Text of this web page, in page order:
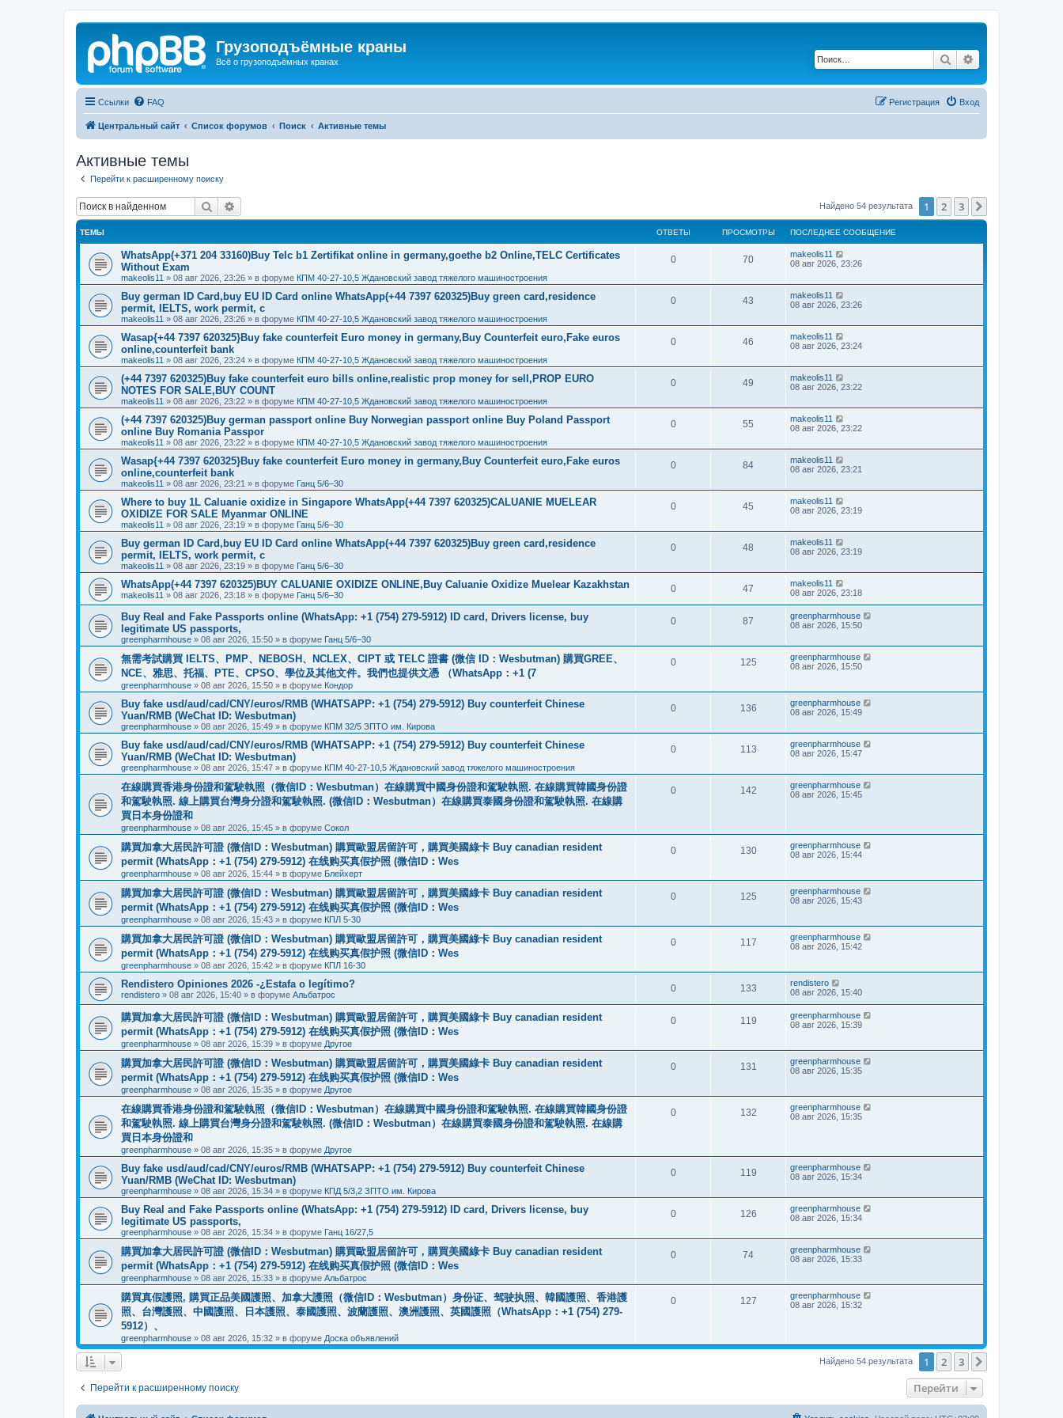
Грузоподъёмные краны
Всё о грузоподъёмных кранах Поиск
Ссылки FAQ Вход
Регистрация
Центральный сайт Список форумов Поиск Активные темы
Активные темы
Перейти к расширенному поиску
Поиск Найдено 54 результата 1 2 3
ТЕМЫ ОТВЕТЫ ПРОСМОТРЫ ПОСЛЕДНЕЕ СООБЩЕНИЕ
WhatsApp(+371 204 33160)Buy Telc b1 Zertifikat online in germany,goethe b2 Online,TELC Certificates
Without Exam
makeolis11 » 08 авг 2026, 23:26 » в форуме КПМ 40-27-10,5 Ждановский завод тяжелого машиностроения
0 70
makeolis11
08 авг 2026, 23:26
Buy german ID Card,buy EU ID Card online WhatsApp(+44 7397 620325)Buy green card,residence
permit, IELTS, work permit, c
makeolis11 » 08 авг 2026, 23:26 » в форуме КПМ 40-27-10,5 Ждановский завод тяжелого машиностроения
0 43
makeolis11
08 авг 2026, 23:26
Wasap{+44 7397 620325}Buy fake counterfeit Euro money in germany,Buy Counterfeit euro,Fake euros
online,counterfeit bank
makeolis11 » 08 авг 2026, 23:24 » в форуме КПМ 40-27-10,5 Ждановский завод тяжелого машиностроения
0 46
makeolis11
08 авг 2026, 23:24
(+44 7397 620325)Buy fake counterfeit euro bills online,realistic prop money for sell,PROP EURO
NOTES FOR SALE,BUY COUNT
makeolis11 » 08 авг 2026, 23:22 » в форуме КПМ 40-27-10,5 Ждановский завод тяжелого машиностроения
0 49
makeolis11
08 авг 2026, 23:22
(+44 7397 620325)Buy german passport online Buy Norwegian passport online Buy Poland Passport
online Buy Romania Passpor
makeolis11 » 08 авг 2026, 23:22 » в форуме КПМ 40-27-10,5 Ждановский завод тяжелого машиностроения
0 55
makeolis11
08 авг 2026, 23:22
Wasap{+44 7397 620325}Buy fake counterfeit Euro money in germany,Buy Counterfeit euro,Fake euros
online,counterfeit bank
makeolis11 » 08 авг 2026, 23:21 » в форуме Ганц 5/6–30
0 84
makeolis11
08 авг 2026, 23:21
Where to buy 1L Caluanie oxidize in Singapore WhatsApp(+44 7397 620325)CALUANIE MUELEAR
OXIDIZE FOR SALE Myanmar ONLINE
makeolis11 » 08 авг 2026, 23:19 » в форуме Ганц 5/6–30
0 45
makeolis11
08 авг 2026, 23:19
Buy german ID Card,buy EU ID Card online WhatsApp(+44 7397 620325)Buy green card,residence
permit, IELTS, work permit, c
makeolis11 » 08 авг 2026, 23:19 » в форуме Ганц 5/6–30
0 48
makeolis11
08 авг 2026, 23:19
WhatsApp(+44 7397 620325)BUY CALUANIE OXIDIZE ONLINE,Buy Caluanie Oxidize Muelear Kazakhstan
makeolis11 » 08 авг 2026, 23:18 » в форуме Ганц 5/6–30
0 47
makeolis11
08 авг 2026, 23:18
Buy Real and Fake Passports online (WhatsApp: +1 (754) 279-5912) ID card, Drivers license, buy
legitimate US passports,
greenpharmhouse » 08 авг 2026, 15:50 » в форуме Ганц 5/6–30
0 87
greenpharmhouse
08 авг 2026, 15:50
無需考試購買 IELTS、PMP、NEBOSH、NCLEX、CIPT 或 TELC 證書 (微信 ID：Wesbutman) 購買GREE、
NCE、雅思、托福、PTE、CPSO、學位及其他文件。我們也提供文憑 （WhatsApp：+1 (7
greenpharmhouse » 08 авг 2026, 15:50 » в форуме Кондор
0 125
greenpharmhouse
08 авг 2026, 15:50
Buy fake usd/aud/cad/CNY/euros/RMB (WHATSAPP: +1 (754) 279-5912) Buy counterfeit Chinese
Yuan/RMB (WeChat ID: Wesbutman)
greenpharmhouse » 08 авг 2026, 15:49 » в форуме КПМ 32/5 ЗПТО им. Кирова
0 136
greenpharmhouse
08 авг 2026, 15:49
Buy fake usd/aud/cad/CNY/euros/RMB (WHATSAPP: +1 (754) 279-5912) Buy counterfeit Chinese
Yuan/RMB (WeChat ID: Wesbutman)
greenpharmhouse » 08 авг 2026, 15:47 » в форуме КПМ 40-27-10,5 Ждановский завод тяжелого машиностроения
0 113
greenpharmhouse
08 авг 2026, 15:47
在線購買香港身份證和駕駛執照（微信ID：Wesbutman）在線購買中國身份證和駕駛執照. 在線購買韓國身份證
和駕駛執照. 線上購買台灣身分證和駕駛執照. (微信ID：Wesbutman）在線購買泰國身份證和駕駛執照. 在線購
買日本身份證和
greenpharmhouse » 08 авг 2026, 15:45 » в форуме Сокол
0 142
greenpharmhouse
08 авг 2026, 15:45
購買加拿大居民許可證 (微信ID：Wesbutman) 購買歐盟居留許可，購買美國綠卡 Buy canadian resident
permit (WhatsApp：+1 (754) 279-5912) 在线购买真假护照 (微信ID：Wes
greenpharmhouse » 08 авг 2026, 15:44 » в форуме Блейхерт
0 130
greenpharmhouse
08 авг 2026, 15:44
購買加拿大居民許可證 (微信ID：Wesbutman) 購買歐盟居留許可，購買美國綠卡 Buy canadian resident
permit (WhatsApp：+1 (754) 279-5912) 在线购买真假护照 (微信ID：Wes
greenpharmhouse » 08 авг 2026, 15:43 » в форуме КПЛ 5-30
0 125
greenpharmhouse
08 авг 2026, 15:43
購買加拿大居民許可證 (微信ID：Wesbutman) 購買歐盟居留許可，購買美國綠卡 Buy canadian resident
permit (WhatsApp：+1 (754) 279-5912) 在线购买真假护照 (微信ID：Wes
greenpharmhouse » 08 авг 2026, 15:42 » в форуме КПЛ 16-30
0 117
greenpharmhouse
08 авг 2026, 15:42
Rendistero Opiniones 2026 -¿Estafa o legítimo?
rendistero » 08 авг 2026, 15:40 » в форуме Альбатрос
0 133
rendistero
08 авг 2026, 15:40
購買加拿大居民許可證 (微信ID：Wesbutman) 購買歐盟居留許可，購買美國綠卡 Buy canadian resident
permit (WhatsApp：+1 (754) 279-5912) 在线购买真假护照 (微信ID：Wes
greenpharmhouse » 08 авг 2026, 15:39 » в форуме Другое
0 119
greenpharmhouse
08 авг 2026, 15:39
購買加拿大居民許可證 (微信ID：Wesbutman) 購買歐盟居留許可，購買美國綠卡 Buy canadian resident
permit (WhatsApp：+1 (754) 279-5912) 在线购买真假护照 (微信ID：Wes
greenpharmhouse » 08 авг 2026, 15:35 » в форуме Другое
0 131
greenpharmhouse
08 авг 2026, 15:35
在線購買香港身份證和駕駛執照（微信ID：Wesbutman）在線購買中國身份證和駕駛執照. 在線購買韓國身份證
和駕駛執照. 線上購買台灣身分證和駕駛執照. (微信ID：Wesbutman）在線購買泰國身份證和駕駛執照. 在線購
買日本身份證和
greenpharmhouse » 08 авг 2026, 15:35 » в форуме Другое
0 132
greenpharmhouse
08 авг 2026, 15:35
Buy fake usd/aud/cad/CNY/euros/RMB (WHATSAPP: +1 (754) 279-5912) Buy counterfeit Chinese
Yuan/RMB (WeChat ID: Wesbutman)
greenpharmhouse » 08 авг 2026, 15:34 » в форуме КПД 5/3,2 ЗПТО им. Кирова
0 119
greenpharmhouse
08 авг 2026, 15:34
Buy Real and Fake Passports online (WhatsApp: +1 (754) 279-5912) ID card, Drivers license, buy
legitimate US passports,
greenpharmhouse » 08 авг 2026, 15:34 » в форуме Ганц 16/27,5
0 126
greenpharmhouse
08 авг 2026, 15:34
購買加拿大居民許可證 (微信ID：Wesbutman) 購買歐盟居留許可，購買美國綠卡 Buy canadian resident
permit (WhatsApp：+1 (754) 279-5912) 在线购买真假护照 (微信ID：Wes
greenpharmhouse » 08 авг 2026, 15:33 » в форуме Альбатрос
0 74
greenpharmhouse
08 авг 2026, 15:33
購買真假護照, 購買正品美國護照、加拿大護照（微信ID：Wesbutman）身份证、驾驶执照、韓國護照、香港護
照、台灣護照、中國護照、日本護照、泰國護照、波蘭護照、澳洲護照、英國護照（WhatsApp：+1 (754) 279-
5912）、
greenpharmhouse » 08 авг 2026, 15:32 » в форуме Доска объявлений
0 127
greenpharmhouse
08 авг 2026, 15:32
Найдено 54 результата 1 2 3
Перейти к расширенному поиску Перейти